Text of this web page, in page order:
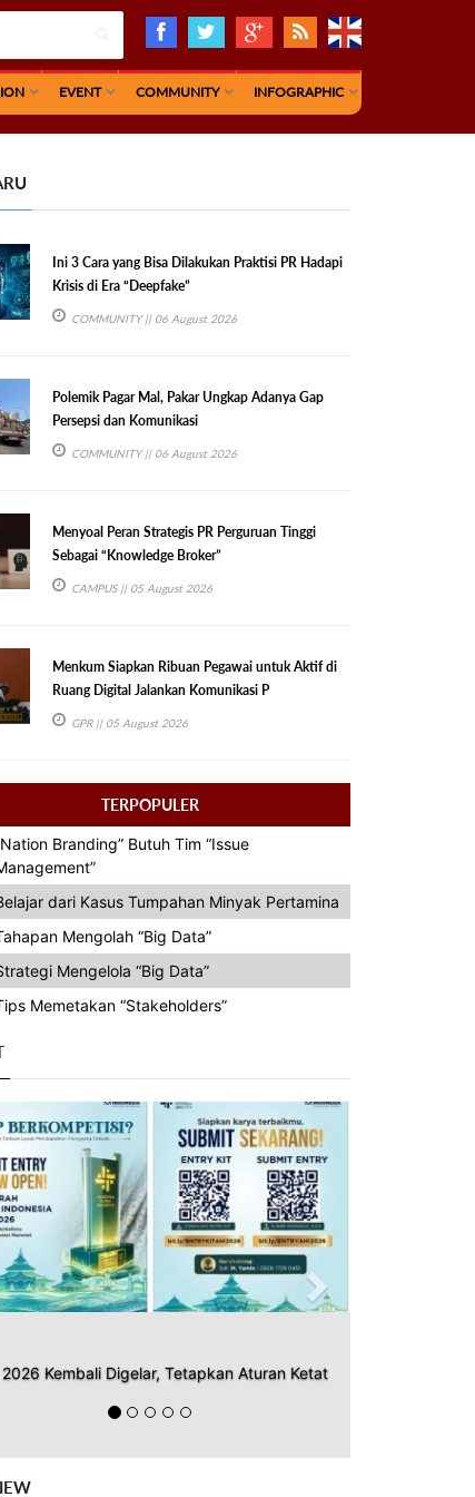
EVENT COMMUNITY INFOGRAPHIC
Ini 3 Cara yang Bisa Dilakukan Praktisi PR Hadapi
Krisis di Era “Deepfake”
COMMUNITY|| 06 August 2026
Polemik Pagar Mal, Pakar Ungkap Adanya Gap
Persepsi dan Komunikasi
COMMUNITY|| 06 August 2026
Menyoal Peran Strategis PR Perguruan Tinggi
Sebagai “Knowledge Broker”
CAMPUS|| 05 August 2026
Menkum Siapkan Ribuan Pegawai untuk Aktif di
Ruang Digital Jalankan Komunikasi P
GPR|| 05 August 2026
TERPOPULER
Branding” Butuh Tim “Issue
dari Kasus Tumpahan Minyak Pertamina
Mengolah “Big Data”
Mengelola “Big Data”
Memetakan “Stakeholders”
2026 Kembali Digelar, Tetapkan Aturan Ketat
Next